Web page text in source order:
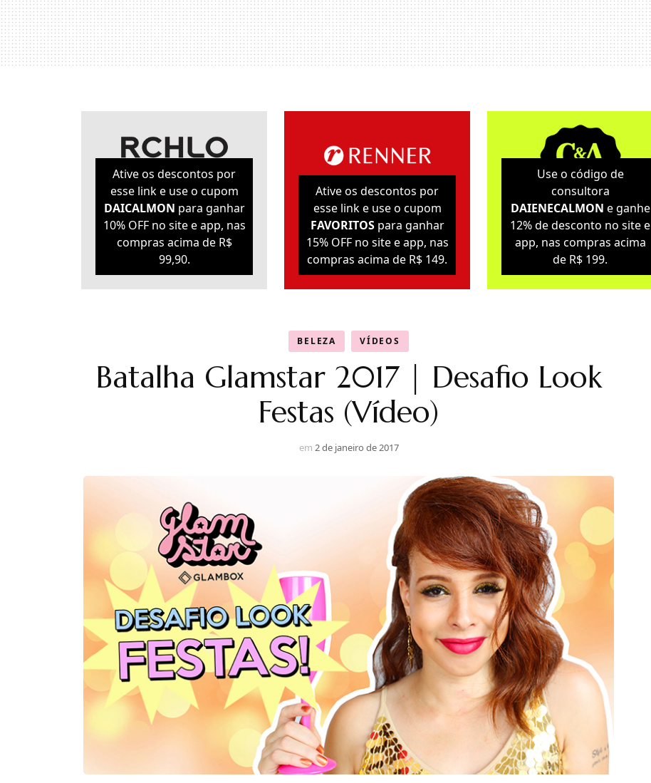
Ative os descontos por
esse link e use o cupom
DAICALMON para ganhar
10% OFF no site e app, nas
compras acima de R$
99,90.
Ative os descontos por
esse link e use o cupom
FAVORITOSpara ganhar
15% OFF no site e app, nas
compras acima de R$ 149.
Use o código de
consultora
DAIENECALMON e ganhe
12% de desconto no site e
app, nas compras acima
de R$ 199.
BELEZA VÍDEOS
Batalha Glamstar 2017 | Desafio Look
Festas (Vídeo)
em 2 de janeiro de 2017